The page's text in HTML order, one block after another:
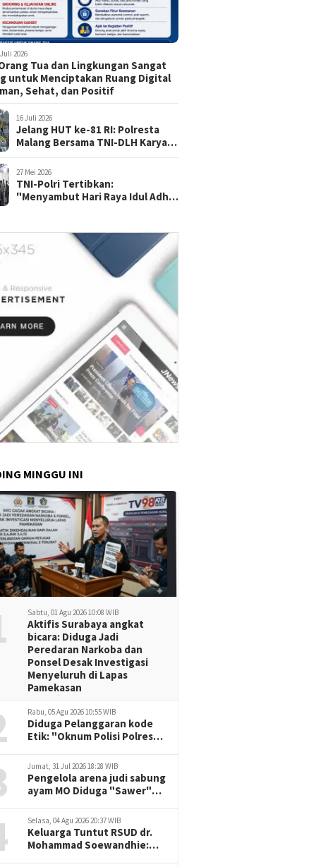
2026
Tua dan Lingkungan Sangat
untuk Menciptakan Ruang Digital
Sehat, dan Positif
16 Juli 2026
Jelang HUT ke-81 RI: Polresta
Malang Bersama TNI-DLH Karya
Penghormatan Kepada Pahlawan
27 Mei 2026
TNI-Polri Tertibkan:
"Menyambut Hari Raya Idul Adha
MINGGU INI
Sabtu, 01 Agu 2026 10:08 WIB
Aktifis Surabaya angkat
bicara: Diduga Jadi
Peredaran Narkoba dan
Ponsel Desak Investigasi
Menyeluruh di Lapas
Pamekasan
Rabu, 05 Agu 2026 10:55 WIB
Diduga Pelanggaran kode
Etik: "Oknum Polisi Polresta
Penuntasan Kode Etik"
Jumat, 31 Jul 2026 18:28 WIB
Pengelola arena judi sabung
ayam MO Diduga "Sawer"
Selasa, 04 Agu 2026 20:37 WIB
Keluarga Tuntut RSUD dr.
Mohammad Soewandhie: